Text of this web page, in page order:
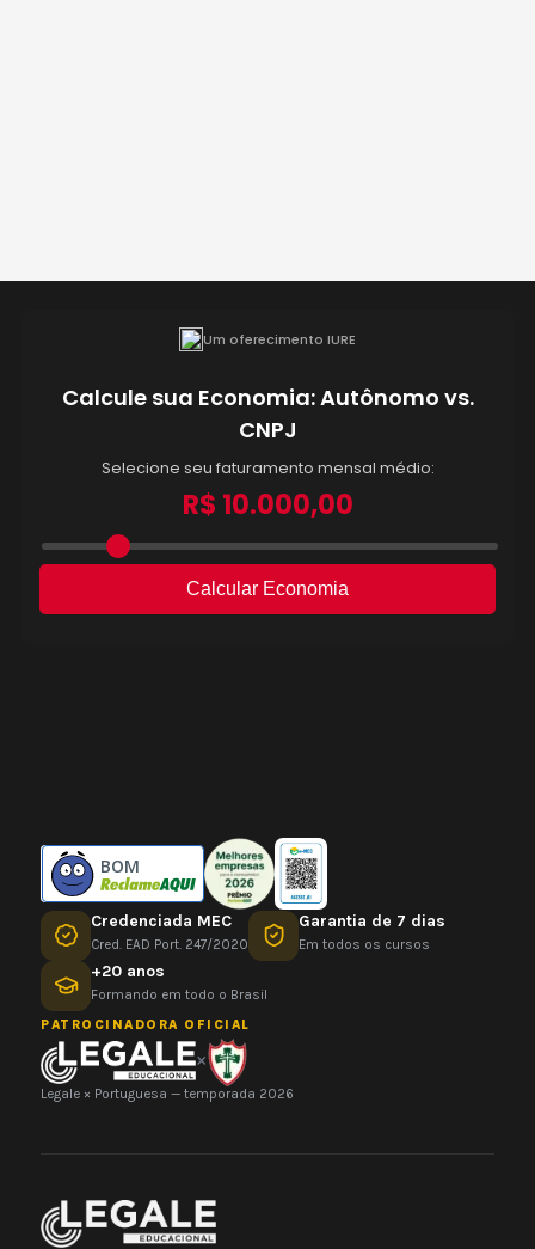
BOM
Credenciada MEC
Cred. EAD Port. 247/2020
Garantia de 7 dias
Em todos os cursos
+20 anos
Formando em todo o Brasil
PATROCINADORA OFICIAL
×
Legale × Portuguesa — temporada 2026